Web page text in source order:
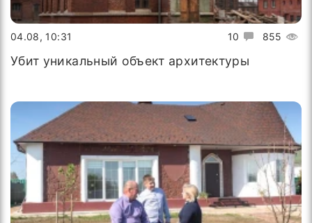
10 855
04.08, 10:31
Убит уникальный объект архитектуры